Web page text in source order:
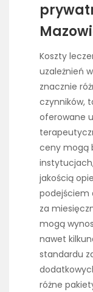
Koszty
uzależnień
znacznie
czynników,
oferowane
ceny mogą
jakością
podejściem
za
mogą
nawet
standardu
różne